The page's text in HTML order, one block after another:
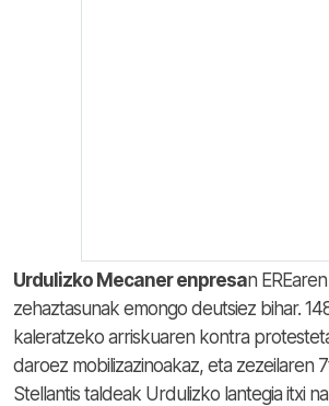
Urdulizko Mecaner enpresan
zehaztasunak emongo deutsiez bihar.
kaleratzeko arriskuaren kontra
daroez mobilizazinoakaz, eta zezeilaren
Stellantis taldeak Urdulizko lantegia itxi